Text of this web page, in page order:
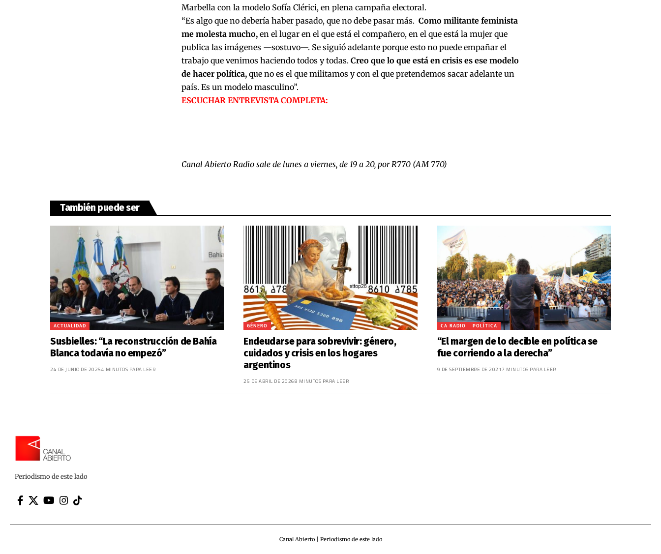
Marbella con la modelo Sofía Clérici, en plena campaña electoral.
“Es algo que no debería haber pasado, que no debe pasar más. Como militante feminista
me molesta mucho,en el lugar en el que está el compañero, en el que está la mujer que
publica las imágenes —sostuvo—. Se siguió adelante porque esto no puede empañar el
trabajo que venimos haciendo todos y todas. Creo que lo que está en crisis es ese modelo
de hacer política,que no es el que militamos y con el que pretendemos sacar adelante un
país. Es un modelo masculino”.
ESCUCHAR ENTREVISTA COMPLETA:
Canal Abierto Radio sale de lunes a viernes, de 19 a 20, por R770 (AM 770)
También puede ser
ACTUALIDAD
Susbielles: “La reconstrucción de Bahía
Blanca todavía no empezó”
24 DE JUNIO DE 20254 MINUTOS PARA LEER
GÉNERO
Endeudarse para sobrevivir: género,
cuidados y crisis en los hogares
argentinos
25 DE ABRIL DE 20268 MINUTOS PARA LEER
CA RADIO POLÍTICA
“El margen de lo decible en política se
fue corriendo a la derecha”
9 DE SEPTIEMBRE DE 20217 MINUTOS PARA LEER
Periodismo de este lado
Canal Abierto | Periodismo de este lado